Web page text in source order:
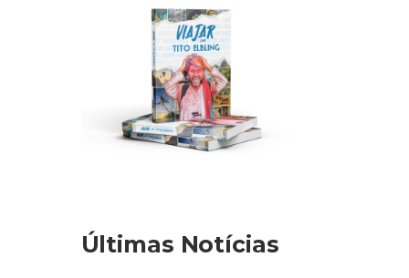
Últimas Notícias